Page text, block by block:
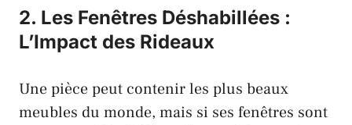
2. Les Fenêtres Déshabillées :
L’Impact des Rideaux
Une pièce peut contenir les plus beaux
meubles du monde, mais si ses fenêtres sont